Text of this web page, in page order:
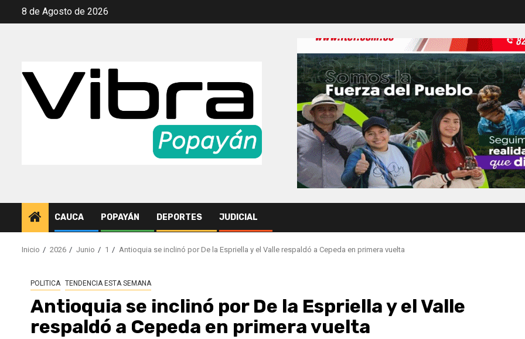
Saltar8 de Agosto de 2026
CAUCA POPAYÁN DEPORTES JUDICIAL
Inicio 2026 Junio 1 Antioquia se inclinó por De la Espriella y el Valle respaldó a Cepeda en primera vuelta
POLITICA TENDENCIA ESTA SEMANA
Antioquia se inclinó por De la Espriella y el Valle
respaldó a Cepeda en primera vuelta